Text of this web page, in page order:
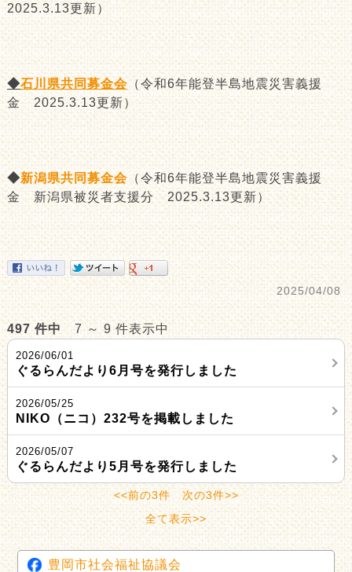
2025.3.13更新）
◆石川県共同募金会（令和6年能登半島地震災害義援
金 2025.3.13更新）
◆新潟県共同募金会（令和6年能登半島地震災害義援
金 新潟県被災者支援分 2025.3.13更新）
2025/04/08
497 件中 7 ～ 9 件表示中
2026/06/01
ぐるらんだより6月号を発行しました
2026/05/25
NIKO（ニコ）232号を掲載しました
2026/05/07
ぐるらんだより5月号を発行しました
<<前の3件
次の3件>>
全て表示>>
豊岡市社会福祉協議会